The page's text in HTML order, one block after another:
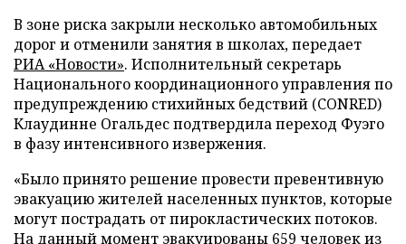
В зоне риска закрыли несколько автомобильных
дорог и отменили занятия в школах, передает
РИА «Новости». Исполнительный секретарь
Национального координационного управления по
предупреждению стихийных бедствий (CONRED)
Клаудинне Огальдес подтвердила переход Фуэго
в фазу интенсивного извержения.
«Было принято решение провести превентивную
эвакуацию жителей населенных пунктов, которые
могут пострадать от пирокластических потоков.
На данный момент эвакуированы 659 человек из